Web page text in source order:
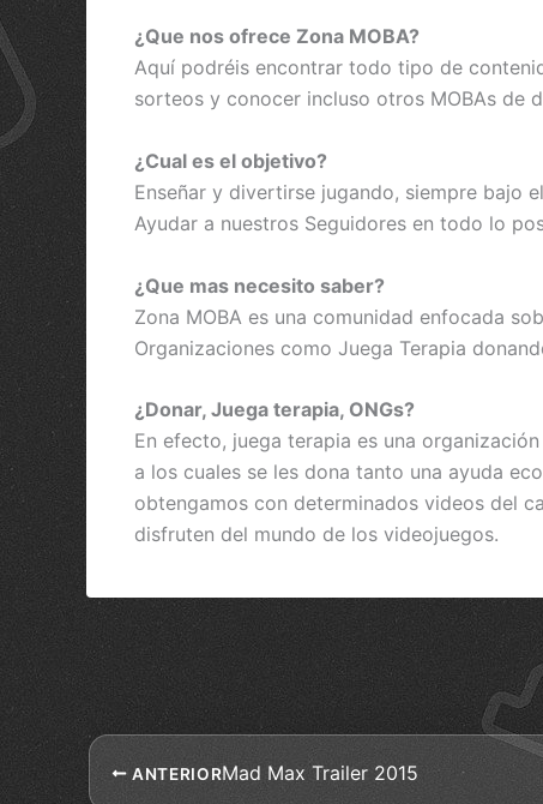
¿Que nos ofrece Zona MOBA?
Aquí podréis encontrar todo tipo de
sorteos y conocer incluso otros MOBAs de
¿Cual es el objetivo?
Enseñar y divertirse jugando, siempre bajo
Ayudar a nuestros Seguidores en todo lo
¿Que mas necesito saber?
Zona MOBA es una comunidad enfocada
Organizaciones como Juega Terapia
¿Donar, Juega terapia, ONGs?
En efecto, juega terapia es una
a los cuales se les dona tanto una ayuda
obtengamos con determinados videos del
disfruten del mundo de los videojuegos.
ANTERIORMad Max Trailer 2015